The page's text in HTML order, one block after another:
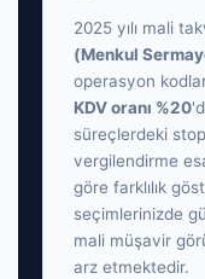
2025 yılı mali
(Menkul
operasyon
KDV oranı %20
süreçlerdeki
vergilendirme
göre farklılık
seçimlerinizde
mali müşavir
arz etmektedir.